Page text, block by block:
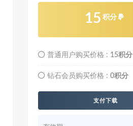
15 积分
普通用户购买价格 : 15积分
钻石会员购买价格 : 0积分
支付下载